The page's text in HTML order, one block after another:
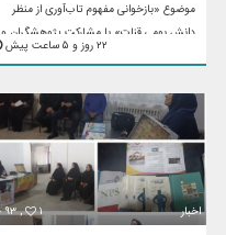
موضوع «بازخوانی مفهوم تاب‌آوری از منظر
دانش بومی قنات» با مشارکت پژوهشگران و
۲۲ روز و ۵ ساعت پیش
۹۳ , ۱ اخبار